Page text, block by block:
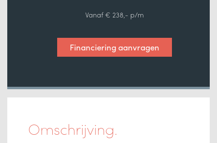
Vanaf € 238,- p/m
Financiering aanvragen
Omschrijving.